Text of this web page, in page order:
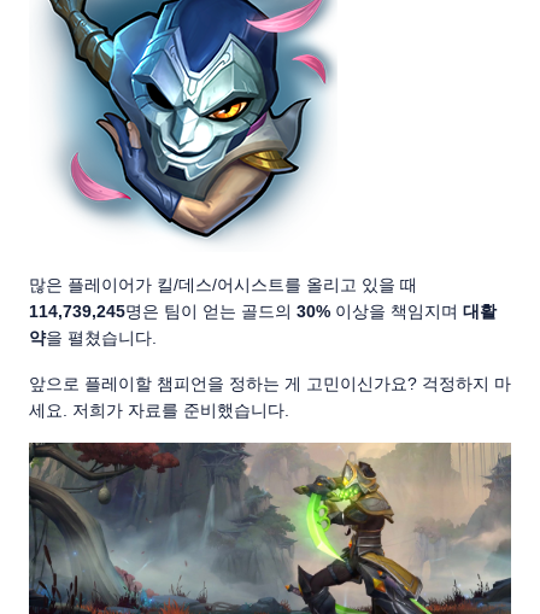
많은 플레이어가 킬/데스/어시스트를 올리고 있을 때
114,739,245명은 팀이 얻는 골드의 30% 이상을 책임지며 대활
약을 펼쳤습니다.
앞으로 플레이할 챔피언을 정하는 게 고민이신가요? 걱정하지 마
세요. 저희가 자료를 준비했습니다.